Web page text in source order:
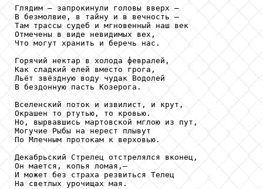
Глядим — запрокинули головы вверх —
В безмолвие, в тайну и в вечность —
Там трассы судеб и мгновенный наш век
Отмечены в виде невидимых вех,
Что могут хранить и беречь нас.
Горячий нектар в холода февралей,
Как сладкий елей вместо грога,
Льёт звёздную воду чудак Водолей
В бездонную пасть Козерога.
Вселенский поток и извилист, и крут,
Окрашен то ртутью, то кровью.
Но, вырвавшись мартовской мглою из пут,
Могучие Рыбы на нерест плывут
По Млечным протокам к верховью.
Декабрьский Стрелец отстрелялся вконец,
Он мается, копья ломая,—
И может без страха резвиться Телец
На светлых урочищах мая.